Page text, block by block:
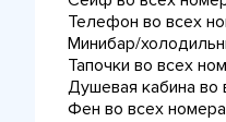
Телефон во всех
Минибар/
Тапочки во всех
Душевая кабина во
Фен во всех